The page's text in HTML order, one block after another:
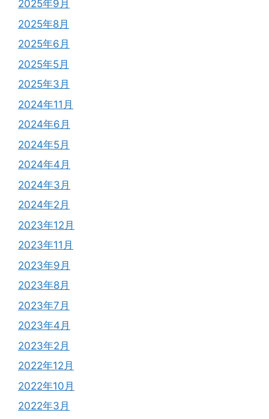
2025年9月
2025年8月
2025年6月
2025年5月
2025年3月
2024年11月
2024年6月
2024年5月
2024年4月
2024年3月
2024年2月
2023年12月
2023年11月
2023年9月
2023年8月
2023年7月
2023年4月
2023年2月
2022年12月
2022年10月
2022年3月